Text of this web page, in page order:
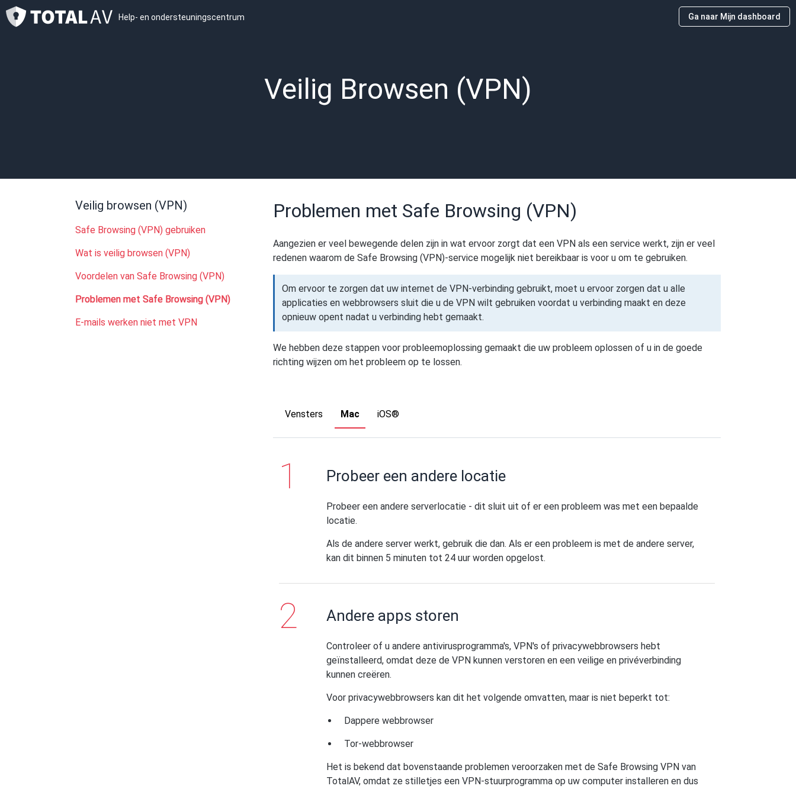
Help- en ondersteuningscentrum Ga naar Mijn dashboard
Veilig Browsen (VPN)
Veilig browsen (VPN)
Safe Browsing (VPN) gebruiken
Wat is veilig browsen (VPN)
Voordelen van Safe Browsing (VPN)
Problemen met Safe Browsing (VPN)
E-mails werken niet met VPN
Problemen met Safe Browsing (VPN)
Aangezien er veel bewegende delen zijn in wat ervoor zorgt dat een VPN als een service werkt, zijn er veel
redenen waarom de Safe Browsing (VPN)-service mogelijk niet bereikbaar is voor u om te gebruiken.
Om ervoor te zorgen dat uw internet de VPN-verbinding gebruikt, moet u ervoor zorgen dat u alle
applicaties en webbrowsers sluit die u de VPN wilt gebruiken voordat u verbinding maakt en deze
opnieuw opent nadat u verbinding hebt gemaakt.
We hebben deze stappen voor probleemoplossing gemaakt die uw probleem oplossen of u in de goede
richting wijzen om het probleem op te lossen.
Vensters Mac iOS®
Probeer een andere locatie
Probeer een andere serverlocatie - dit sluit uit of er een probleem was met een bepaalde
locatie.
Als de andere server werkt, gebruik die dan. Als er een probleem is met de andere server,
kan dit binnen 5 minuten tot 24 uur worden opgelost.
Andere apps storen
Controleer of u andere antivirusprogramma's, VPN's of privacywebbrowsers hebt
geïnstalleerd, omdat deze de VPN kunnen verstoren en een veilige en privéverbinding
kunnen creëren.
Voor privacywebbrowsers kan dit het volgende omvatten, maar is niet beperkt tot:
Dappere webbrowser
Tor-webbrowser
Het is bekend dat bovenstaande problemen veroorzaken met de Safe Browsing VPN van
TotalAV, omdat ze stilletjes een VPN-stuurprogramma op uw computer installeren en dus